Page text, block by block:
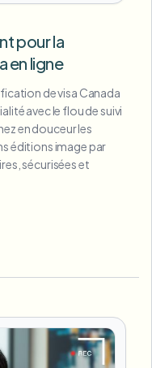
pour la
en ligne
de visa Canada
avec le flou de suivi
en douceur les
éditions image par
sécurisées et